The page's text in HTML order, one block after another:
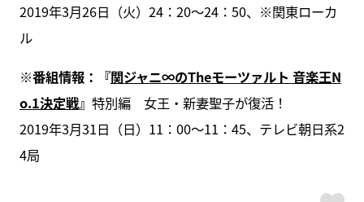
2019年3月26日（火）24：20～24：50、※関東ローカ
ル
※番組情報：『関ジャニ∞のTheモーツァルト 音楽王N
o.1決定戦』 特別編 女王・新妻聖子が復活！
2019年3月31日（日）11：00～11：45、テレビ朝日系2
4局